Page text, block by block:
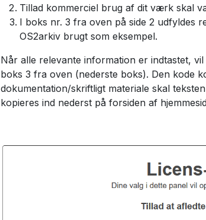
Tillad kommerciel brug af dit værk skal
I boks nr. 3 fra oven på side 2 udfyldes
OS2arkiv brugt som eksempel.
Når alle relevante information er indtastet,
boks 3 fra oven (nederste boks). Den kode
dokumentation/skriftligt materiale skal
kopieres ind nederst på forsiden af